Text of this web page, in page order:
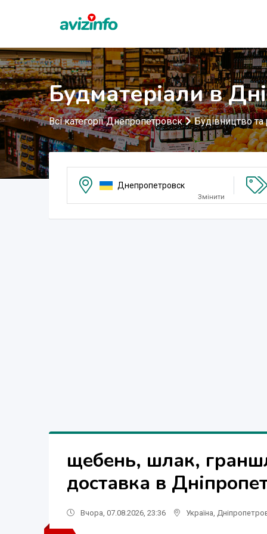
Будматеріали в
Всі категорії Днепропетровск Будівництво
Днепропетровск
Змінити
щебень, шлак,
доставка в
Вчора, 07.08.2026, 23:36 Україна